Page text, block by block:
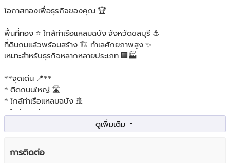
โอกาสทองเพื่อธุรกิจของคุณ 🏆
พื้นที่ทอง ⭐️ ใกล้ท่าเรือแหลมฉบัง จังหวัดชลบุรี ⚓️
ที่ดินถมแล้วพร้อมสร้าง 🏗️ ทำเลศักยภาพสูง ✨
เหมาะสำหรับธุรกิจหลากหลายประเภท 🏢🏭
**จุดเด่น 📍**
* ติดถนนใหญ่ 🛣️
* ใกล้ท่าเรือแหลมฉบัง 🚢
* ใกล้ทางด่วน 🚗
* สาธารณูปโภคครบครัน 💡💧
* พื้นที่กว้างขวาง เหมาะสำหรับสร้างโกดัง โรงงาน หรือสำนักงาน 🏗️
AREA : 14 – 1 – 52 rai
การติดต่อ